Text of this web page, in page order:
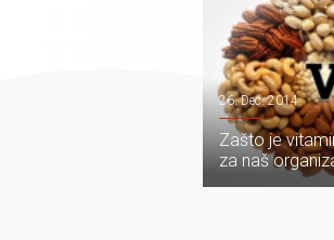
26. Dec. 2014.
Zašto je
za naš